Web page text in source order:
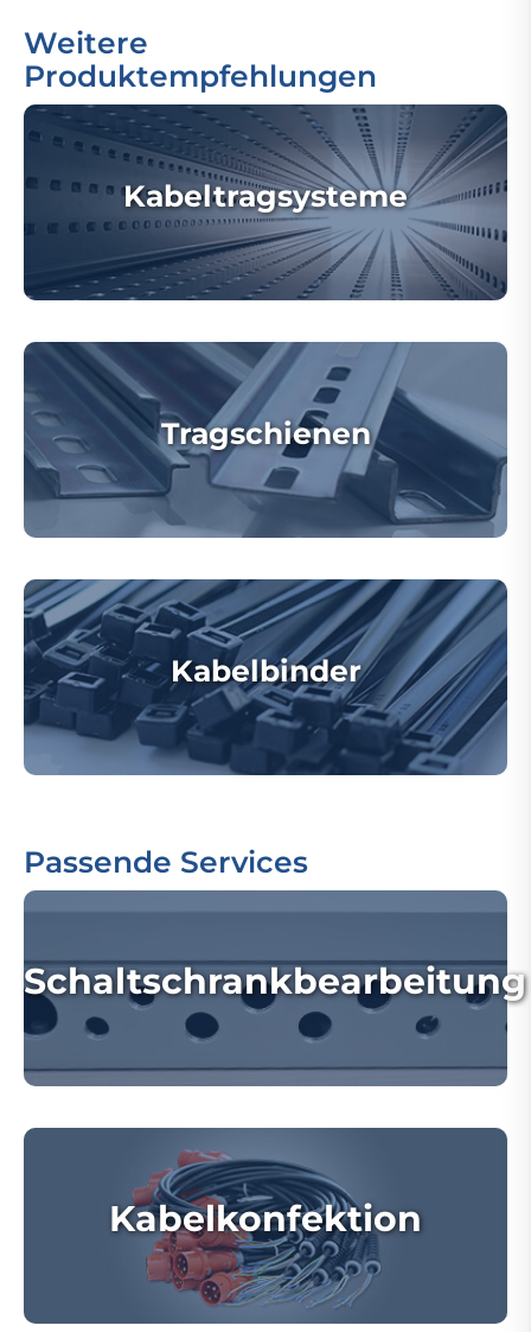
Weitere
Produktempfehlungen
Kabeltragsysteme
Tragschienen
Kabelbinder
Passende Services
Schaltschrankbearbeitung
Kabelkonfektion